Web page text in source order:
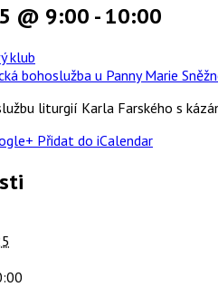
@ 9:00 -10:00
klub
bohoslužba u Panny Marie
liturgií Karla Farského s
+ Přidat do iCalendar